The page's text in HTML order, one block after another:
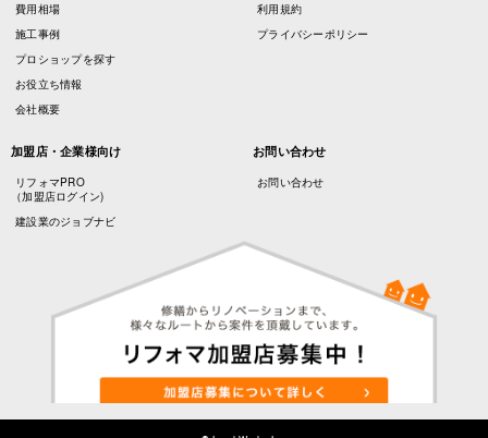
費用相場
施工事例
プロショップを探す
お役立ち情報
会社概要
利用規約
プライバシーポリシー
加盟店・企業様向け
リフォマPRO
（加盟店ログイン)
建設業のジョブナビ
お問い合わせ
お問い合わせ